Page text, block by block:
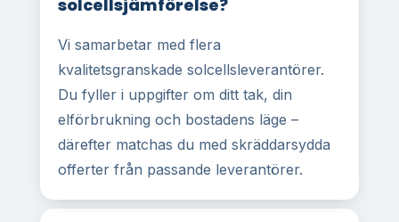
solcellsjämförelse?
Vi samarbetar med flera
kvalitetsgranskade solcellsleverantörer.
Du fyller i uppgifter om ditt tak, din
elförbrukning och bostadens läge –
därefter matchas du med skräddarsydda
offerter från passande leverantörer.